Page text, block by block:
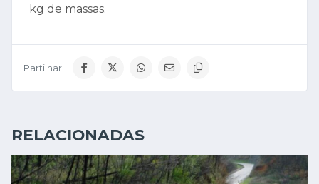
kg de massas.
Partilhar:
RELACIONADAS